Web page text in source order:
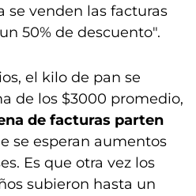
se venden las facturas
50% de descuento".
el kilo de pan se
de los $3000 promedio,
de facturas parten
se esperan aumentos
Es que otra vez los
subieron hasta un